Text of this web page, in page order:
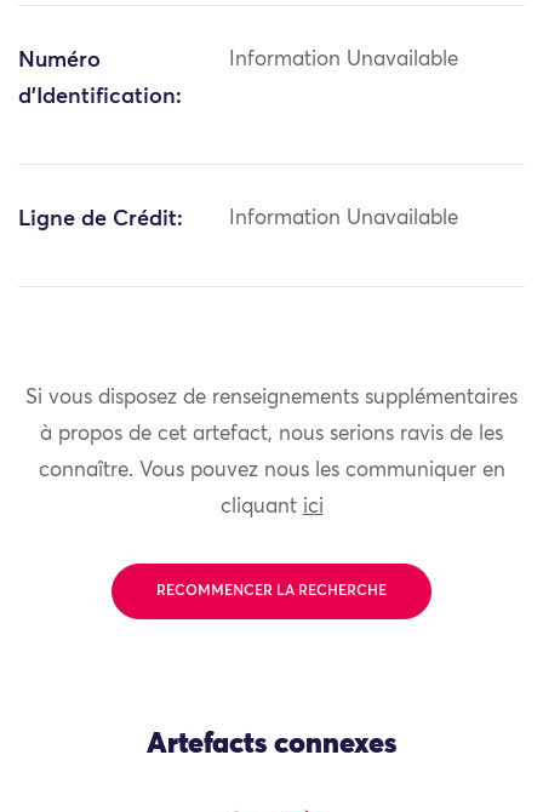
Numéro
d'Identification:
Information Unavailable
Ligne de Crédit: Information Unavailable
Si vous disposez de renseignements supplémentaires
à propos de cet artefact, nous serions ravis de les
connaître. Vous pouvez nous les communiquer en
cliquant ici
RECOMMENCER LA RECHERCHE
Artefacts connexes